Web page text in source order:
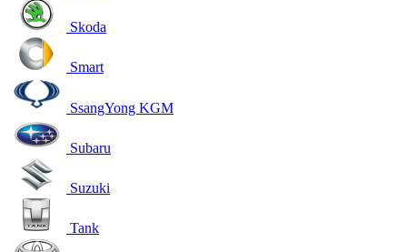
Skoda
Smart
SsangYong KGM
Subaru
Suzuki
Tank